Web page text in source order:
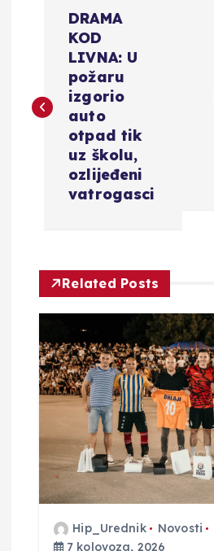
i
a
o
b
DRAMA
KOD
LIVNA: U
požaru
izgorio
auto
otpad tik
uz školu,
ozlijeđeni
vatrogasci
Related Posts
Hip_Urednik
Novosti
7 kolovoza, 2026